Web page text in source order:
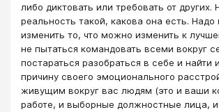
либо диктовать или требовать от других.
реальность такой, какова она есть. Надо
изменить то, что можно изменить к
не пытаться командовать всеми вокруг
постараться разобраться в себе и найти
причину своего эмоционального
живущим вокруг вас людям (это и ваши
работе, и выборные должностные лица, и